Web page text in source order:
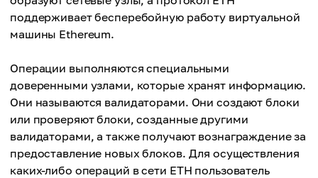
поддерживает бесперебойную работу виртуальной
машины Ethereum.
Операции выполняются специальными
доверенными узлами, которые хранят информацию.
Они называются валидаторами. Они создают блоки
или проверяют блоки, созданные другими
валидаторами, а также получают вознаграждение за
предоставление новых блоков. Для осуществления
каких-либо операций в сети ETH пользователь